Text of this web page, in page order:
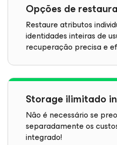
Opções de
Restaure atributos
identidades inteiras de
recuperação precisa e
Storage ilimitado
Não é necessário se
separadamente os
integrado!